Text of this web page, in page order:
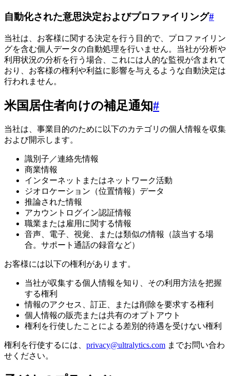
自動化された意思決定およびプロファイリング#
当社は、お客様に関する決定を行う目的で、プロファイリン
グを含む個人データの自動処理を行いません。当社が分析や
利用状況の分析を行う場合、これには人的な監視が含まれて
おり、お客様の権利や利益に影響を与えるような自動決定は
行われません。
米国居住者向けの補足通知#
当社は、事業目的のために以下のカテゴリの個人情報を収集
および開示します。
識別子／連絡先情報
商業情報
インターネットまたはネットワーク活動
ジオロケーション（位置情報）データ
推論された情報
アカウントログイン認証情報
職業または雇用に関する情報
音声、電子、視覚、または類似の情報（該当する場
合。サポート通話の録音など）
お客様には以下の権利があります。
当社が収集する個人情報を知り、その利用方法を把握
する権利
情報のアクセス、訂正、または削除を要求する権利
個人情報の販売または共有のオプトアウト
権利を行使したことによる差別的待遇を受けない権利
権利を行使するには、 privacy@ultralytics.com までお問い合わ
せください。